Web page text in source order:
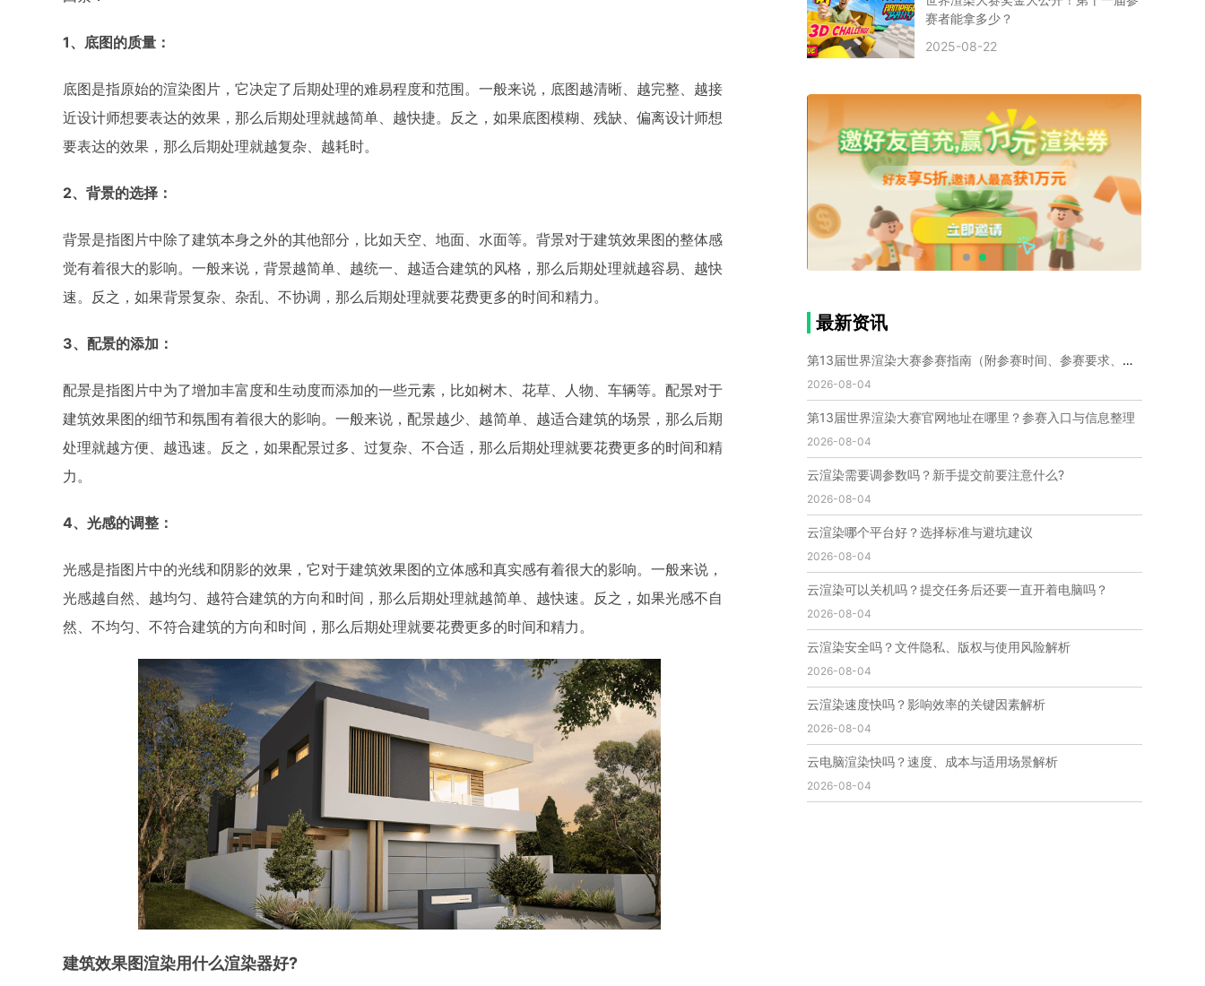
1、底图的质量：
底图是指原始的渲染图片，它决定了后期处理的难易程度和范围。一般来说，底图越清晰、越完整、越接
近设计师想要表达的效果，那么后期处理就越简单、越快捷。反之，如果底图模糊、残缺、偏离设计师想
要表达的效果，那么后期处理就越复杂、越耗时。
2、背景的选择：
背景是指图片中除了建筑本身之外的其他部分，比如天空、地面、水面等。背景对于建筑效果图的整体感
觉有着很大的影响。一般来说，背景越简单、越统一、越适合建筑的风格，那么后期处理就越容易、越快
速。反之，如果背景复杂、杂乱、不协调，那么后期处理就要花费更多的时间和精力。
3、配景的添加：
配景是指图片中为了增加丰富度和生动度而添加的一些元素，比如树木、花草、人物、车辆等。配景对于
建筑效果图的细节和氛围有着很大的影响。一般来说，配景越少、越简单、越适合建筑的场景，那么后期
处理就越方便、越迅速。反之，如果配景过多、过复杂、不合适，那么后期处理就要花费更多的时间和精
力。
4、光感的调整：
光感是指图片中的光线和阴影的效果，它对于建筑效果图的立体感和真实感有着很大的影响。一般来说，
光感越自然、越均匀、越符合建筑的方向和时间，那么后期处理就越简单、越快速。反之，如果光感不自
然、不均匀、不符合建筑的方向和时间，那么后期处理就要花费更多的时间和精力。
建筑效果图渲染用什么渲染器好?
ZBrush技巧
SketchUp教程
3dmax 渲染慢
渲染卡顿
云渲染怎么收费
纹理渲染
全局光引擎
渲染溢色
EEVEE渲染器
C4D教程
Corona降噪器
奥斯卡 电影
建模渲染
人物建模渲染
在线建模渲染
北京渲染农场
成都动画渲染
免费渲染农场
网络渲染农场
个人渲染农场
小型渲染农场
自建渲染农场
视频渲染农场
渲染农场软件
cpu渲染农场
渲染农场费用
渲染农场下载
模型软件
建模渲染软件
三维建模渲染
3d建模渲染
云渲染农场
C4D渲染农场
渲染农场收费
云渲染农场价格
瑞云渲染农场价格
动画渲染农场
第十一届世界渲染大赛
世界渲染大赛时间
世界渲染大赛官网
国际渲染大赛
国际渲染大赛排名
世界渲染大赛软件
瑞云官网
瑞云科技 端云
瑞云渲染官网
网络渲染软件
云渲染服务
云渲染怎么收费
云渲染怎么用
云渲染技术
云渲染原理 云渲染插件
云渲染软件
云渲染引擎
云渲染主机
云渲染软件厂家
免费云渲染
云渲染网站
云渲染收费 云渲染厂家
云渲染厂商
瑞云渲染大赛
3d渲染大赛
CG动画渲染大赛
瑞云渲染大赛报名页
瑞云渲染大赛奖项
瑞云渲染大赛历届大赛回顾
云渲染电脑
云渲染配置 云主机渲染
视频云渲染
实时渲染云
赛者能拿多少？
2025-08-22
最新资讯
第13届世界渲染大赛参赛指南（附参赛时间、参赛要求、赛事奖励等）
2026-08-04
第13届世界渲染大赛官网地址在哪里？参赛入口与信息整理
2026-08-04
云渲染需要调参数吗？新手提交前要注意什么?
2026-08-04
云渲染哪个平台好？选择标准与避坑建议
2026-08-04
云渲染可以关机吗？提交任务后还要一直开着电脑吗？
2026-08-04
云渲染安全吗？文件隐私、版权与使用风险解析
2026-08-04
云渲染速度快吗？影响效率的关键因素解析
2026-08-04
云电脑渲染快吗？速度、成本与适用场景解析
2026-08-04